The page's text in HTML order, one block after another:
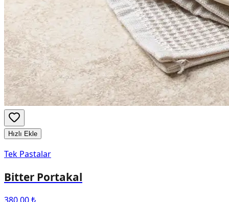
Hızlı Ekle
Tek Pastalar
Bitter Portakal